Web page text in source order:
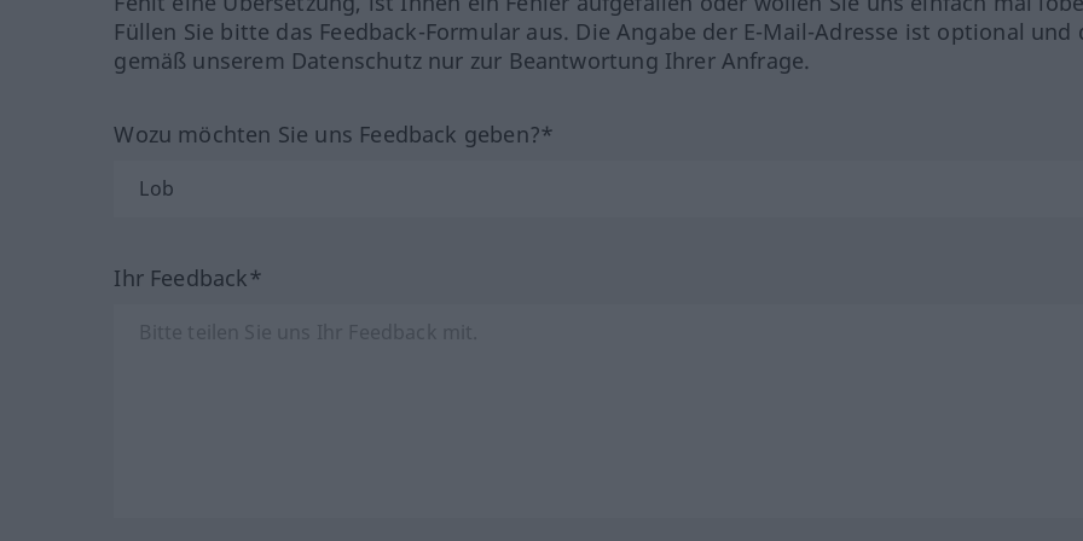
Füllen Sie bitte das Feedback-Formular aus. Die Angabe der E-Mail-Adresse ist optional und
gemäß unserem Datenschutz nur zur Beantwortung Ihrer Anfrage.
Wozu möchten Sie uns Feedback geben?*
Ihr Feedback*